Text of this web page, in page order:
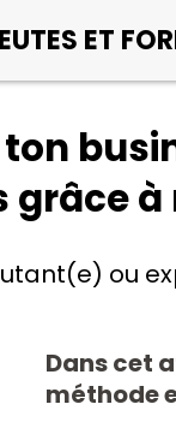
ET
ou
Dans cet
méthode